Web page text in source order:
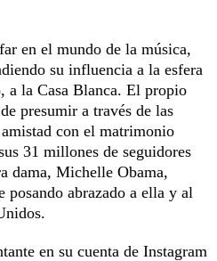
en el mundo de la música,
su influencia a la esfera
a la Casa Blanca. El propio
presumir a través de las
con el matrimonio
31 millones de seguidores
dama, Michelle Obama,
posando abrazado a ella y al
en su cuenta de Instagram